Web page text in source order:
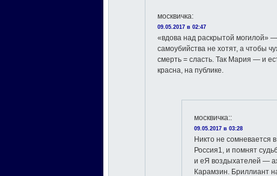
москвичка:
09.05.2017 в 02:47
«вдова над раскрытой могилой»
самоубийства не хотят, а чтобы
смерть = сласть. Так Мария — и
красна, на публике.
москвичка::
09.05.2017 в 03:28
Никто не сомневается
Россия1, и помнят
и еЯ воздыхателей —
Карамзин. Бриллиант